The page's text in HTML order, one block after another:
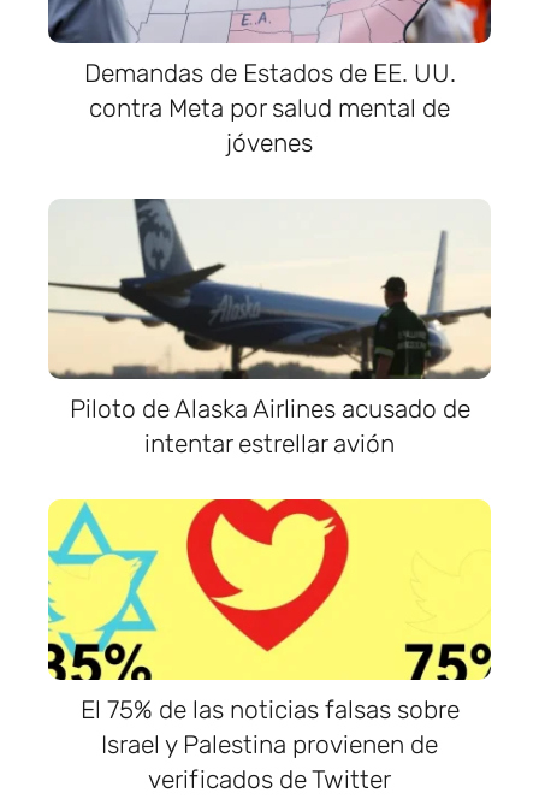
Demandas de Estados de EE. UU.
contra Meta por salud mental de
jóvenes
Piloto de Alaska Airlines acusado de
intentar estrellar avión
El 75% de las noticias falsas sobre
Israel y Palestina provienen de
verificados de Twitter